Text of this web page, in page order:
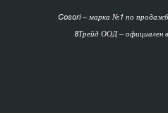
Cosori – марка №1 по
8Трейд ООД – официален